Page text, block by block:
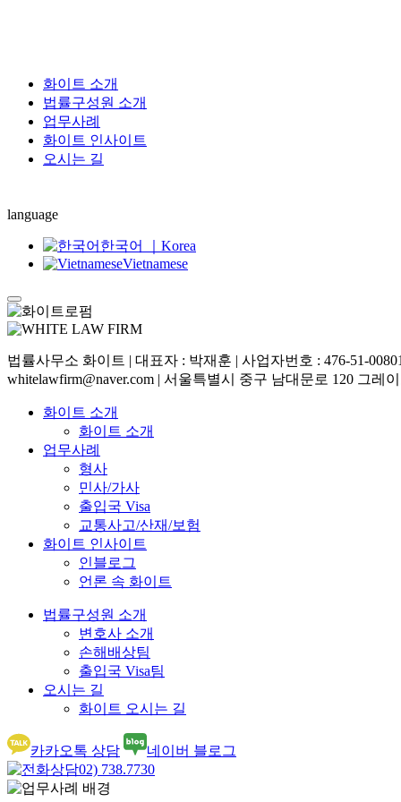
화이트 소개
법률구성원 소개
업무사례
화이트 인사이트
오시는 길
language
한국어 ｜Korea
Vietnamese
법률사무소 화이트 | 대표자 : 박재훈 | 사업자번호 : 476-51-
whitelawfirm@naver.com | 서울특별시 중구 남대문로 120 그레
화이트 소개
화이트 소개
업무사례
형사
민사/가사
출입국 Visa
교통사고/산재/보험
화이트 인사이트
인블로그
언론 속 화이트
법률구성원 소개
변호사 소개
손해배상팀
출입국 Visa팀
오시는 길
화이트 오시는 길
카카오톡 상담
네이버 블로그
02) 738.7730